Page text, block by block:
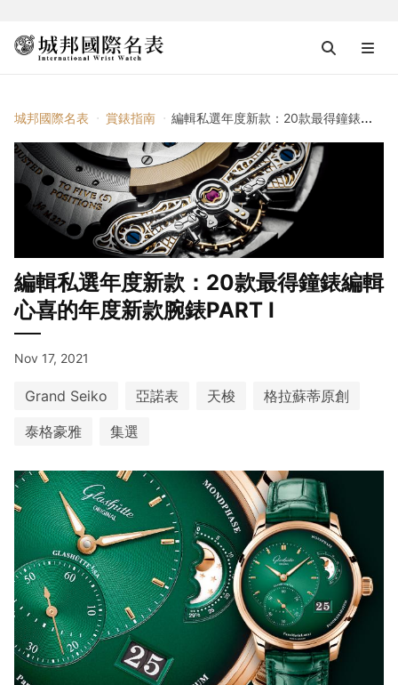
城邦國際名表 賞錶指南 編輯私選年度新款：20款最得鐘錶編輯心喜的年度新款腕錶PART Ⅰ
編輯私選年度新款：20款最得鐘錶編輯
心喜的年度新款腕錶PART Ⅰ
Nov 17, 2021
Grand Seiko 亞諾表 天梭
格拉蘇蒂原創
泰格豪雅
集選